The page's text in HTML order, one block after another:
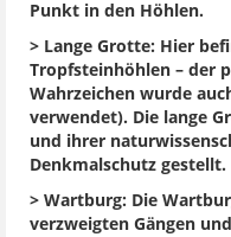
Punkt in den Höhlen.
> Lange Grotte: Hier
Tropfsteinhöhlen – der
Wahrzeichen wurde
verwendet). Die lange
und ihrer
Denkmalschutz gestellt.
> Wartburg: Die
verzweigten Gängen